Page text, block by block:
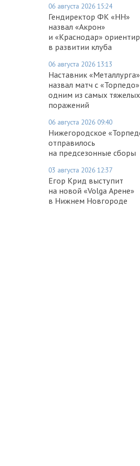
06 августа 2026 15:24
Гендиректор ФК «НН»
назвал «Акрон»
и «Краснодар»
в развитии клуба
06 августа 2026 13:13
Наставник «Металлурга»
назвал матч с «Торпедо»
одним из самых тяжелых
поражений
06 августа 2026 09:40
Нижегородское
отправилось
на предсезонные сборы
03 августа 2026 12:37
Егор Крид выступит
на новой «Volga Арене»
в Нижнем Новгороде